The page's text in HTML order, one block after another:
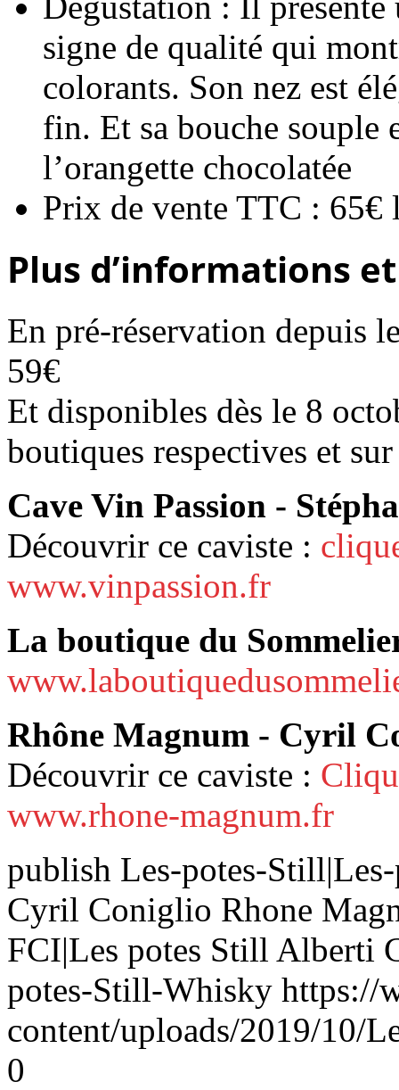
signe de qualité qui
colorants. Son nez est
fin. Et sa bouche souple
l’orangette chocolatée
Prix de vente TTC : 65€
Plus d’informations
En pré-réservation depuis
59€
Et disponibles dès le 8
boutiques respectives et
Cave Vin Passion -
Découvrir ce caviste :
www.vinpassion.fr
La boutique du
Rhône Magnum - Cyril
Découvrir ce caviste :
www.rhone-magnum.fr
publish Les-potes-
Cyril Coniglio Rhone
FCI|Les potes Still Alberti
potes-Still-Whisky https://
content/uploads/2019/10/
0